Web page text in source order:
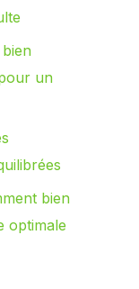
un
bien
optimale